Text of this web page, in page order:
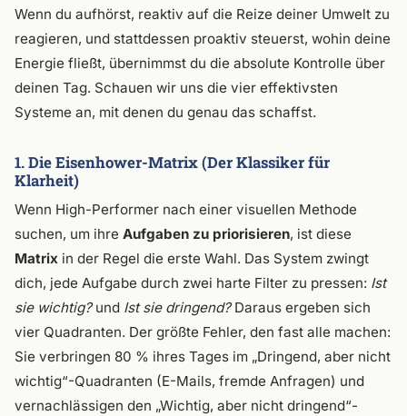
Wenn du aufhörst, reaktiv auf die Reize deiner Umwelt zu
reagieren, und stattdessen proaktiv steuerst, wohin deine
Energie fließt, übernimmst du die absolute Kontrolle über
deinen Tag. Schauen wir uns die vier effektivsten
Systeme an, mit denen du genau das schaffst.
1. Die Eisenhower-Matrix (Der Klassiker für
Klarheit)
Wenn High-Performer nach einer visuellen Methode
suchen, um ihre Aufgaben zu priorisieren, ist diese
Matrix in der Regel die erste Wahl. Das System zwingt
dich, jede Aufgabe durch zwei harte Filter zu pressen: Ist
sie wichtig?und Ist sie dringend?Daraus ergeben sich
vier Quadranten. Der größte Fehler, den fast alle machen:
Sie verbringen 80 % ihres Tages im „Dringend, aber nicht
wichtig“-Quadranten (E-Mails, fremde Anfragen) und
vernachlässigen den „Wichtig, aber nicht dringend“-